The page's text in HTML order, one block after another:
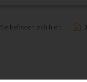
Sie befinden sich hier: